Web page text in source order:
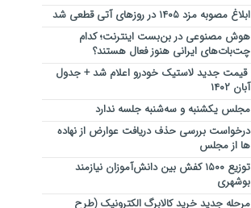
ابلاغ مصوبه مزد ۱۴۰۵ در روزهای آتی قطعی شد
هوش مصنوعی در بن‌بست اینترنت؛ کدام
چت‌بات‌های ایرانی هنوز فعال هستند؟
قیمت جدید لاستیک خودرو اعلام شد + جدول
آبان ۱۴۰۲
مجلس یکشنبه و سه‌شنبه جلسه ندارد
درخواست بررسی حذف دریافت عوارض از نهاده
ها از مجلس
توزیع ۱۵۰۰ کفش بین دانش‌‌آموزان نیازمند
بوشهری
مرحله جدید خرید کالابرگ الکترونیک (طرح